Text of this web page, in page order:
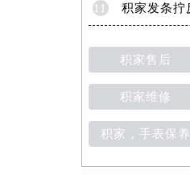
11
积家售后
积家维修
积家，手表保养